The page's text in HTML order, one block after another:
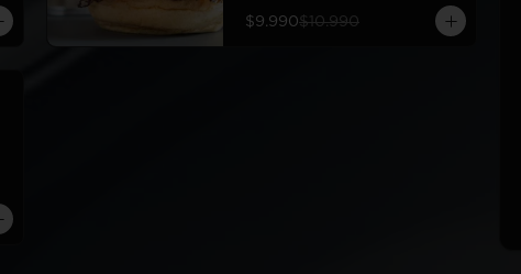
bbq, ryge sauce, pan de papa +
Fries
$9.990$10.990